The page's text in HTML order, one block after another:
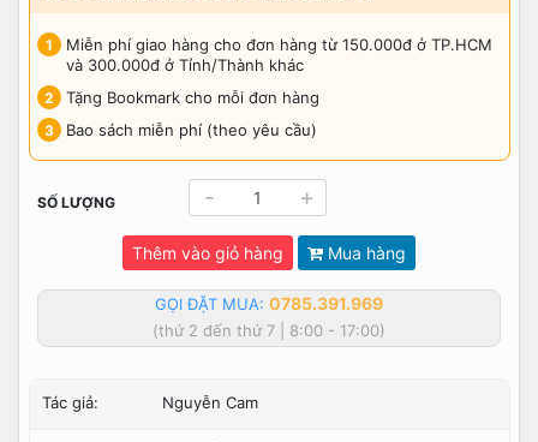
Miễn phí giao hàng cho đơn hàng từ 150.000đ ở TP.HCM
và 300.000đ ở Tỉnh/Thành khác
Tặng Bookmark cho mỗi đơn hàng
Bao sách miễn phí (theo yêu cầu)
SỐ LƯỢNG - +
Thêm vào giỏ hàng Mua hàng
GỌI ĐẶT MUA: 0785.391.969
(thứ 2 đến thứ 7 | 8:00 - 17:00)
Tác giả: Nguyễn Cam